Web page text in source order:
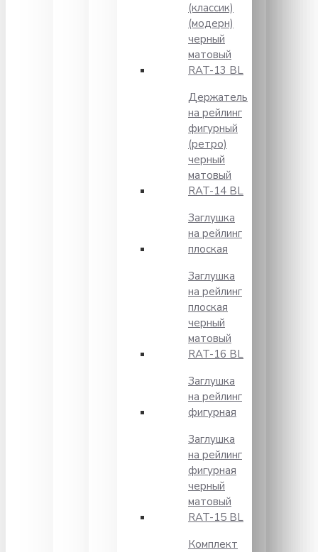
(классик)
(модерн)
черный
матовый
RAT-13 BL
Держатель
на рейлинг
фигурный
(ретро)
черный
матовый
RAT-14 BL
Заглушка
на рейлинг
плоская
Заглушка
на рейлинг
плоская
черный
матовый
RAT-16 BL
Заглушка
на рейлинг
фигурная
Заглушка
на рейлинг
фигурная
черный
матовый
RAT-15 BL
Комплект